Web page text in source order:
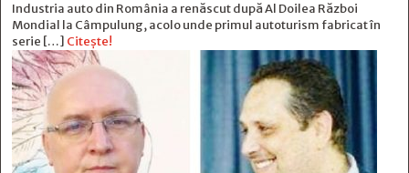
Industria auto din România a renăscut după Al Doilea Război
Mondial la Câmpulung, acolo unde primul autoturism fabricat în
serie […] Citește!